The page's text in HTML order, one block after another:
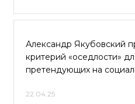
Александр Якубовский
критерий «оседлости»
претендующих на
22.04.25